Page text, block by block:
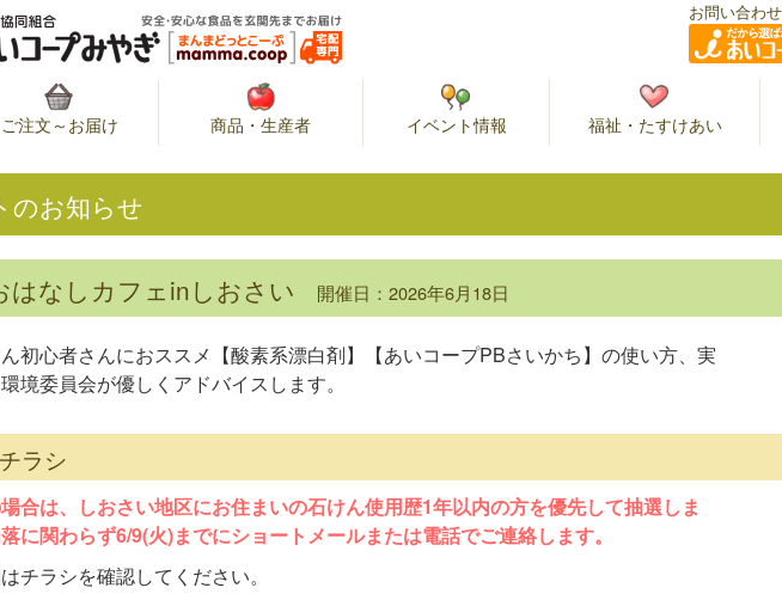
お問い合わせ
ご注文～お届け 商品・生産者 イベント情報 福祉・たすけあい
のお知らせ
はなしカフェinしおさい 開催日：2026年6月18日
初心者さんにおススメ【酸素系漂白剤】【あいコープPBさいかち】の使い方、実
境委員会が優しくアドバイスします。
ラシ
合は、しおさい地区にお住まいの石けん使用歴1年以内の方を優先して抽選しま
に関わらず6/9(火)までにショートメールまたは電話でご連絡します。
チラシを確認してください。